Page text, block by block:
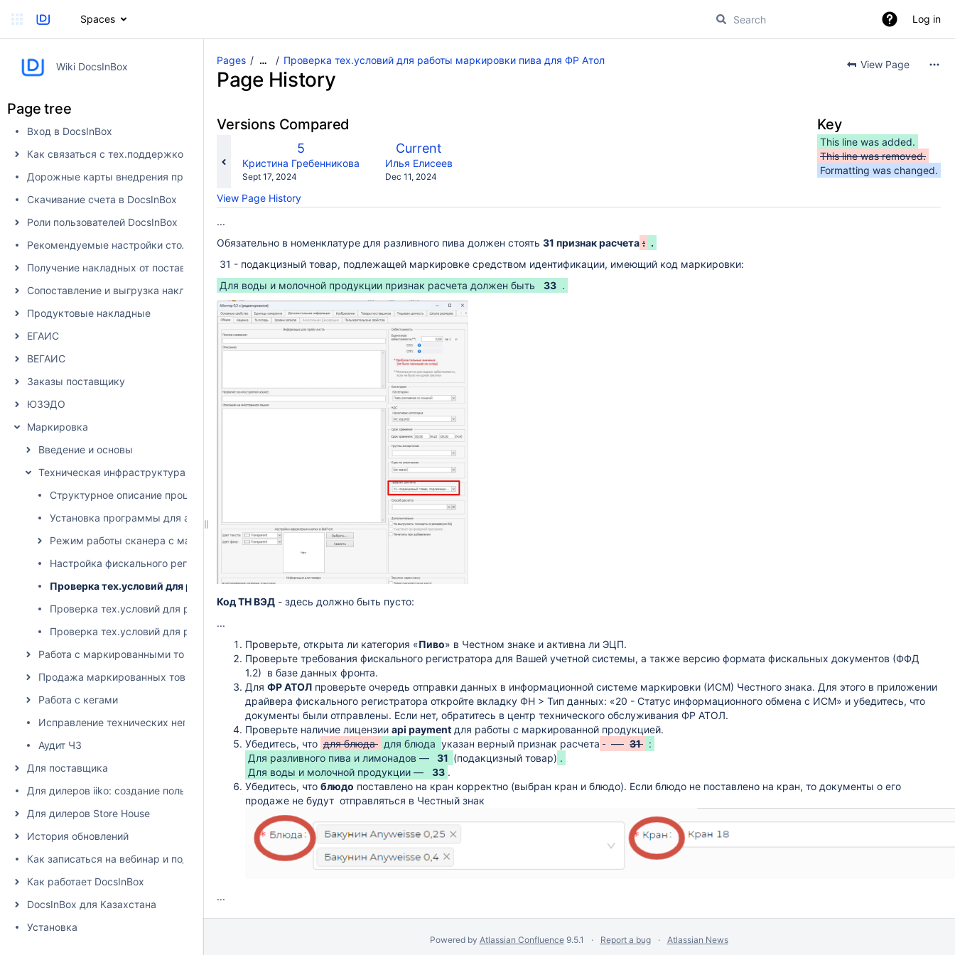
Spaces Log in
Wiki DocsInBox
Page tree
Вход в DocsInBox
Как связаться с тех.поддержкой
Дорожные карты внедрения продуктов
Скачивание счета в DocsInBox
Роли пользователей DocsInBox
Рекомендуемые настройки столбцов
Получение накладных от поставщика в DocsInBox
Сопоставление и выгрузка накладных в учетную систему
Продуктовые накладные
ЕГАИС
ВЕГАИС
Заказы поставщику
ЮЗЭДО
Маркировка
Введение и основы
Техническая инфраструктура
Структурное описание процессов и технических взаимодействий DocsInBox
Установка программы для автоматического обновления плагина iiko
Режим работы сканера с маркированными товарами в DxBx
Настройка фискального регистратора (Штрих М)\ Ошибка : "Код товара не распознан"
Проверка тех.условий для работы маркировки пива для ФР Атол
Проверка тех.условий для работы маркировки пива для ФР Штрих-М
Проверка тех.условий для работы маркировки пива для ФР Mitsu
Работа с маркированными товарами в DocsInBox
Продажа маркированных товаров
Работа с кегами
Исправление технических неполадок при списании в продажу в Честный Знак
Аудит ЧЗ
Для поставщика
Для дилеров iiko: создание пользователя и настройка прав доступа
Для дилеров Store House
История обновлений
Как записаться на вебинар и подписаться на рассылку
Как работает DocsInBox
DocsInBox для Казахстана
Установка
Pages … Проверка тех.условий для работы маркировки пива для ФР Атол View Page
Page History
Versions Compared
Old
Version
5
changes.mady.by.user
Кристина Гребенникова
Saved
Sept 17, 2024
compared
New
Version
Current
changes.mady.by.user
Илья Елисеев
Saved
Dec 11, 2024
View Page History
Key
This line was added.
This line was removed.
Formatting was changed.
...
Обязательно в номенклатуре для разливного пива должен стоять 31 признак расчета : .
31 - подакцизный товар, подлежащей маркировке средством идентификации, имеющий код маркировки:
Для воды и молочной продукции признак расчета должен быть
33 .
Код ТН ВЭД - здесь должно быть пусто:
...
Проверьте, открыта ли категория «Пиво» в Честном знаке и активна ли ЭЦП.
Проверьте требования фискального регистратора для Вашей учетной системы, а также версию формата фискальных документов (ФФД
1.2) в базе данных фронта.
Для ФР АТОЛ проверьте очередь отправки данных в информационной системе маркировки (ИСМ) Честного знака. Для этого в приложении
драйвера фискального регистратора откройте вкладку ФН > Тип данных: «20 - Статус информационного обмена с ИСМ» и убедитесь, что
документы были отправлены. Если нет, обратитесь в центр технического обслуживания ФР АТОЛ.
Проверьте наличие лицензии api payment для работы с маркированной продукцией.
Убедитесь, что для блюда для блюда указан верный признак расчета — 31 :
Для разливного пива и лимонадов —
31 (подакцизный товар) .
Для воды и молочной продукции —
33 .
Убедитесь, что блюдо поставлено на кран корректно (выбран кран и блюдо). Если блюдо не поставлено на кран, то документы о его
продаже не будут отправляться в Честный знак
...
Powered by Atlassian Confluence 9.5.1 Report a bug Atlassian News